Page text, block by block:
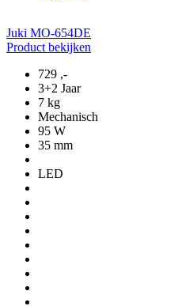
Juki MO-654DE
Product bekijken
729 ,-
3+2 Jaar
7 kg
Mechanisch
95 W
35 mm
LED